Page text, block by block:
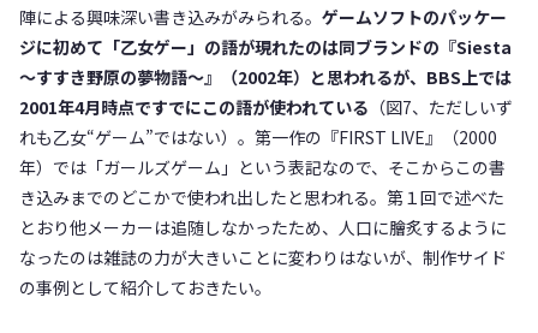
陣による興味深い書き込みがみられる。 ゲームソフトのパッケー
ジに初めて「乙女ゲー」の語が現れたのは同ブランドの『Siesta
〜すすき野原の夢物語〜』（2002年）と思われるが、 BBS上では
2001年4月時点ですでにこの語が使われている （図7、ただしいず
れも乙女“ゲーム”ではない）。第一作の『FIRST LIVE』（2000
年）では「ガールズゲーム」という表記なので、そこからこの書
き込みまでのどこかで使われ出したと思われる。第１回で述べた
とおり他メーカーは追随しなかったため、人口に膾炙するように
なったのは雑誌の力が大きいことに変わりはないが、制作サイド
の事例として紹介しておきたい。